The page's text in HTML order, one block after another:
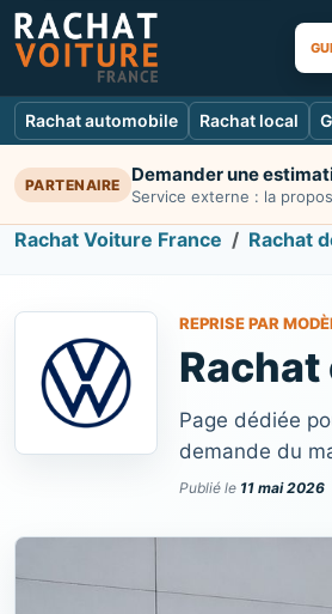
Rachat automobile Rachat local
PARTENAIRE Demander une
Service externe : la
Rachat Voiture France Rachat
REPRISE PAR
Page dédiée
demande du
Publié le 11 mai 2026